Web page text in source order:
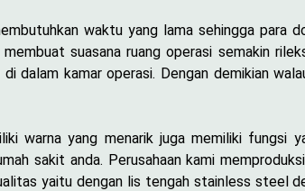
waktu yang lama sehingga
suasana ruang operasi semakin
dalam kamar operasi. Dengan demikian
warna yang menarik juga memiliki
sakit anda. Perusahaan kami
yaitu dengan lis tengah stainless steel